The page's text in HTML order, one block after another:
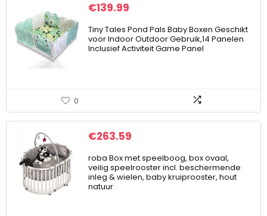
€139.99
Tiny Tales Pond Pals Baby Boxen Geschikt
voor Indoor Outdoor Gebruik,14 Panelen
Inclusief Activiteit Game Panel
0
€263.59
roba Box met speelboog, box ovaal,
veilig speelrooster incl. beschermende
inleg & wielen, baby kruiprooster, hout
natuur